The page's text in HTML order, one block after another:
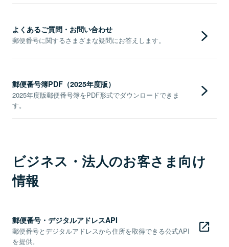
よくあるご質問・お問い合わせ
郵便番号に関するさまざまな疑問にお答えします。
郵便番号簿PDF（2025年度版）
2025年度版郵便番号簿をPDF形式でダウンロードできま
す。
ビジネス・法人のお客さま向け
情報
郵便番号・デジタルアドレスAPI
郵便番号とデジタルアドレスから住所を取得できる公式API
を提供。